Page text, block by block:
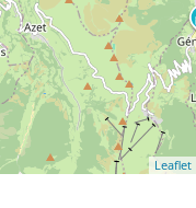
Leaflet